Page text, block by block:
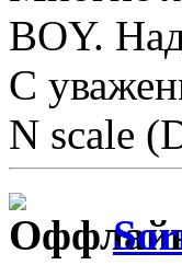
BOY.
С
N scale